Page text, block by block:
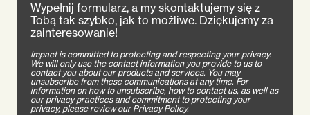
Wypełnij formularz, a my skontaktujemy się z
Tobą tak szybko, jak to możliwe. Dziękujemy za
zainteresowanie!
Impact is committed to protecting and respecting your privacy.
We will only use the contact information you provide to us to
contact you about our products and services. You may
unsubscribe from these communications at any time. For
information on how to unsubscribe, how to contact us, as well as
our privacy practices and commitment to protecting your
privacy, please review our Privacy Policy.